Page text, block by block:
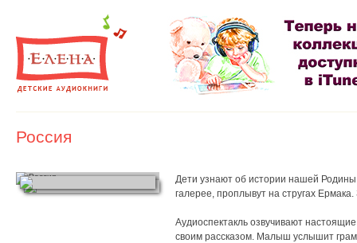
Россия
Дети узнают об истории нашей
галерее, проплывут на стругах
Аудиоспектакль озвучивают
своим рассказом. Малыш услышит